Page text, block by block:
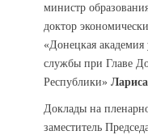
министр
доктор
«Донецкая академия
службы при Главе
Республики» Лариса
Доклады на
заместитель